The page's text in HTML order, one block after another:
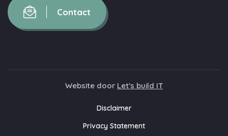
Contact
Website door Let's build IT
Disclaimer
Privacy Statement